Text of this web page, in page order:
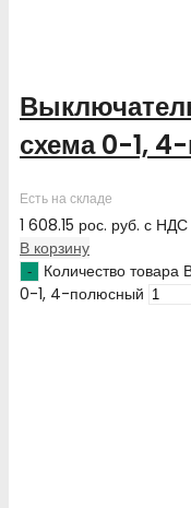
схема 0-1,
Есть на складе
1 608.15 рос. руб. с НДС
В корзину
Количество
0-1, 4-полюсный